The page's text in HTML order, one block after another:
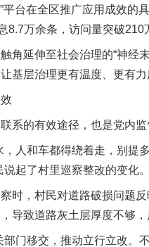
台在全区推广应用成效的
万余条，访问量突破210
延伸至社会治理的“神经
基层治理更有温度、更有力
的有效途径，也是党内监
和车都得绕着走，别提
起了村里巡察整改的变化。
，村民对道路破损问题反
导致道路灰土层厚度不够，
移交，推动立行立改。